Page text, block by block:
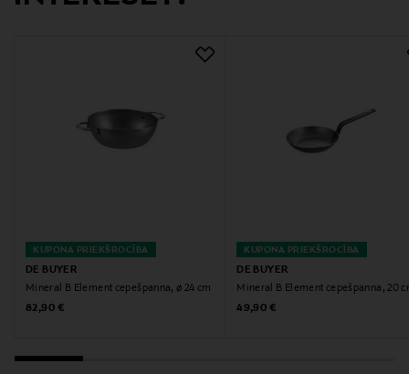
24 cm
Ražotājvalsts
FRANCIJA
KUPONA PRIEKŠROCĪBA
DE BUYER
Mineral B Element cepešpanna, ø 24 cm
Original Price
82,90 €
KUPONA PRIEKŠROCĪBA
DE BUYER
Mineral B Element cepešpanna, 20
Original Price
49,90 €